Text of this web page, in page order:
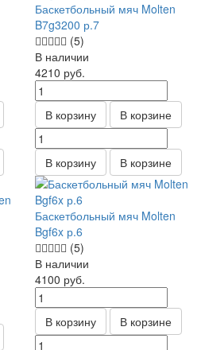
Баскетбольный мяч Molten
B7g3200 р.7
(5)
В наличии
4210 руб.
В корзину В корзине
В корзину
В корзине
Баскетбольный мяч Molten
Bgf6x р.6
(5)
В наличии
4100 руб.
В корзину В корзине